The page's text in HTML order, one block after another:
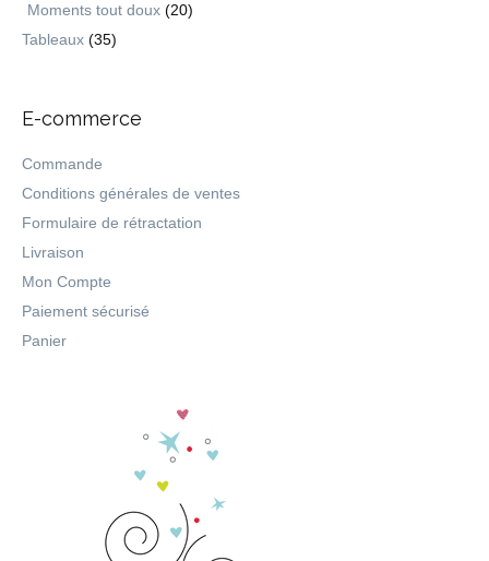
Moments tout doux (20)
Tableaux (35)
E-commerce
Commande
Conditions générales de ventes
Formulaire de rétractation
Livraison
Mon Compte
Paiement sécurisé
Panier